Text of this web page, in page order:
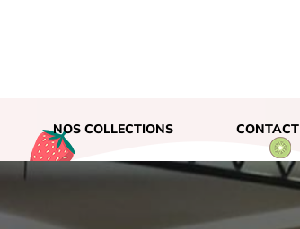
NOS COLLECTIONS CONTACT